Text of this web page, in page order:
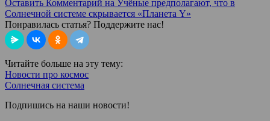
Оставить Комментарий на Учёные предполагают, что в
Солнечной системе скрывается «Планета Y»
Понравилась статья? Поддержите нас!
Читайте больше на эту тему:
Новости про космос
Солнечная система
Подпишись на наши новости!